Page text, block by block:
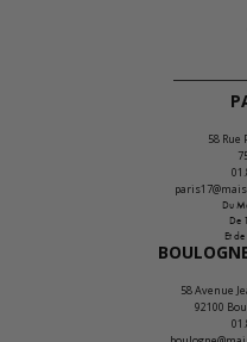
58
Du
De
Et
58 Avenue
92100